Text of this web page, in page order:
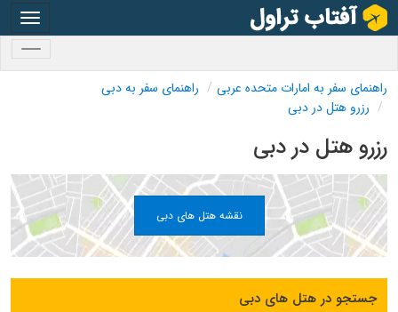
راهنمای سفر به امارات متحده عربی
راهنمای سفر به دبی
رزرو هتل در دبی
رزرو هتل در دبی
نقشه هتل های دبی
جستجو در هتل های دبی